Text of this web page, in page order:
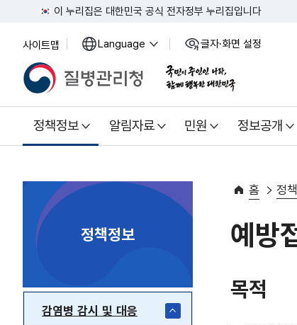
이 누리집은 대한민국 공식 전자정부 누리집입니다
사이트맵 Language 열
글자·화면 설정
정책정보 알림자료 민원 정보공개
정책정보
감염병 감시 및 대응
홈 정
예방
목적